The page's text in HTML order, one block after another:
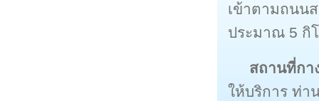
เข้าตามถนน
ประมาณ 5 กิ
สถานที่กา
ให้บริการ ท่า